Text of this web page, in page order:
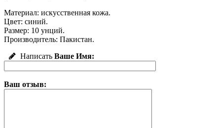
Материал: искусственная кожа.
Цвет: синий.
Размер: 10 унций.
Производитель: Пакистан.
Написать Ваше Имя:
Ваш отзыв: